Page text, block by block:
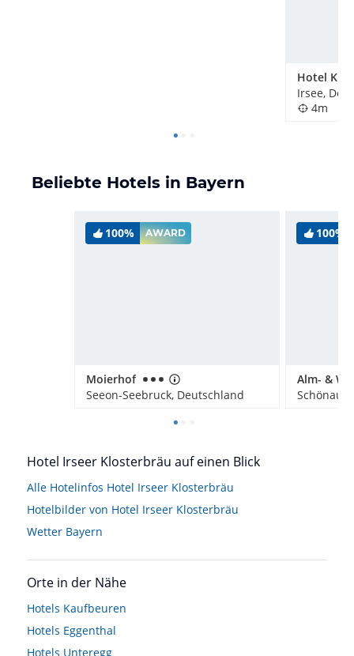
Irsee,
4m
Beliebte Hotels in Bayern
100% AWARD
Moierhof
Seeon-Seebruck, Deutschland
100%
Hotel Irseer Klosterbräu auf einen Blick
Alle Hotelinfos Hotel Irseer Klosterbräu
Hotelbilder von Hotel Irseer Klosterbräu
Wetter Bayern
Orte in der Nähe
Hotels Kaufbeuren
Hotels Eggenthal
Hotels Unteregg